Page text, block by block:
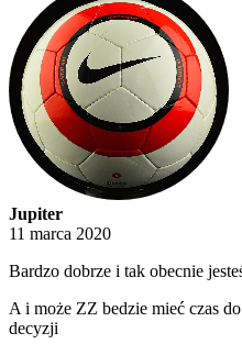
Jupiter
11 marca 2020
Bardzo dobrze i tak obecnie
A i może ZZ bedzie mieć czas
decyzji